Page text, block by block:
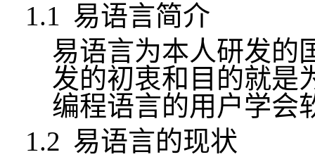
1.1 易语言简介
易语言为本人研发的
发的初衷和目的就是
编程语言的用户学会
1.2 易语言的现状